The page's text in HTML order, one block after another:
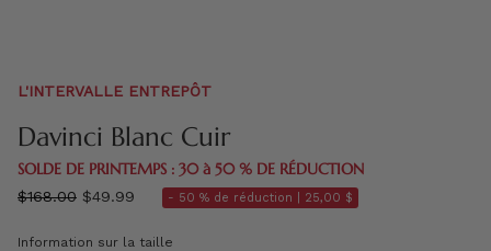
L'INTERVALLE ENTREPÔT
Davinci Blanc Cuir
SOLDE DE PRINTEMPS : 30 à 50 % DE RÉDUCTION
régulier
$168.00 $49.99 - 50 % de réduction | 25,00 $
Information sur la taille